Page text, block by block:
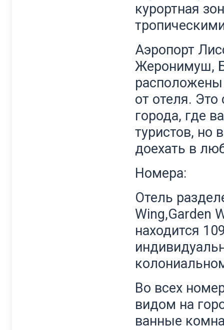
курортная
Аэропорт
Жеронимуш,
расположены
от отеля.
города, где
туристов, но
доехать в
Номера:
Отель
Wing,Garden
находится
Во всех
видом на
ванные